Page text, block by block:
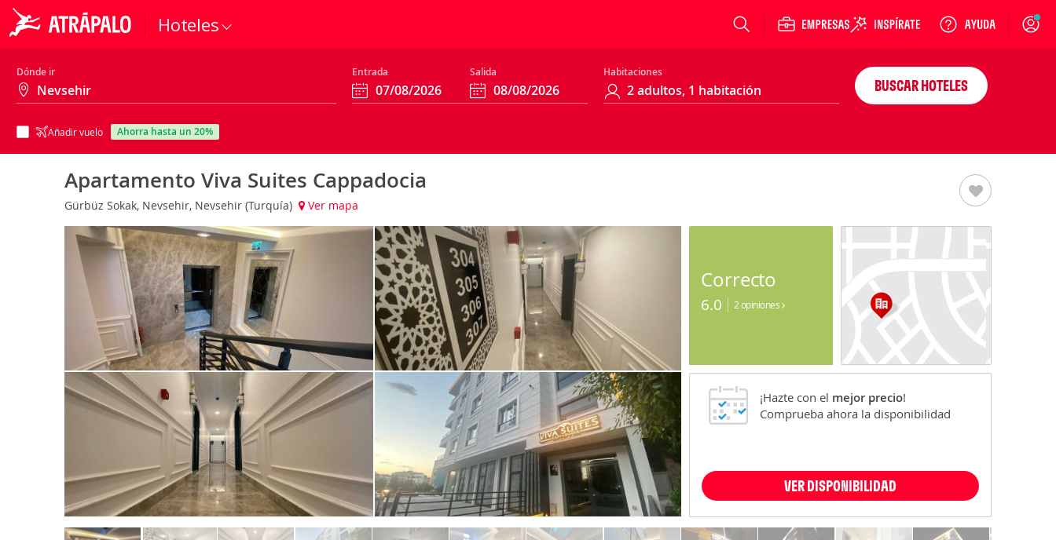
Hoteles Login
Dónde ir Entrada Salida Habitaciones
Añadir vuelo ahorra hasta un 20%
BUSCAR HOTELES
Apartamento Viva Suites Cappadocia
Gürbüz Sokak, Nevsehir, Nevsehir (Turquía) Ver mapa
Correcto
6.0 2 opiniones
¡Hazte con el mejor precio!
Comprueba ahora la disponibilidad
VER DISPONIBILIDAD